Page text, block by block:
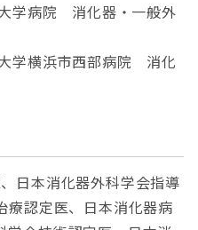
学病院 消化器・一般外
学横浜市西部病院 消化
日本消化器外科学会指導
療認定医、日本消化器病